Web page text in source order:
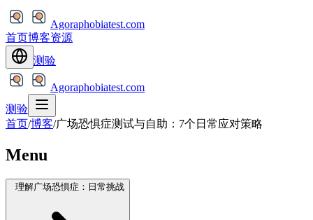
Agoraphobiatest.com
首页博客资源
测验
Agoraphobiatest.com
测验
首页/博客/广场恐惧症测试与自助：7个日常应对策略
Menu
理解广场恐惧症：日常挑战